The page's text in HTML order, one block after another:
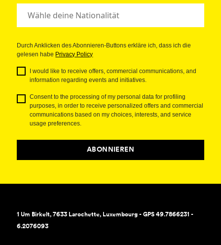
Durch Anklicken des Abonnieren-Buttons erkläre ich, dass ich die
gelesen habe Privacy Policy
I would like to receive offers, commercial communications, and
information regarding events and initiatives.
Consent to the processing of my personal data for profiling
purposes, in order to receive personalized offers and commercial
communications based on my choices, interests, and service
usage preferences.
ABONNIEREN
1 Um Birkelt, 7633 Larochette, Luxembourg - GPS 49.7866231 -
6.2076093